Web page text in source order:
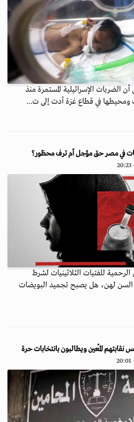
الضربات الإسرائيلية المستمرة منذ
للفتيات الثلاثينيات لشرط
لهن، هل يصبح تجميد البويضات
المُعين ويطالبون بانتخابات حرة